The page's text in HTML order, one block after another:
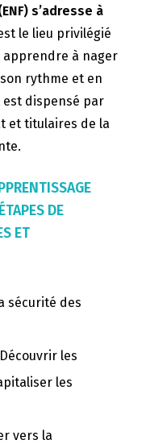
s’adresse à
le lieu privilégié
apprendre à nager
rythme et en
est dispensé par
et titulaires de la
DE
ET
sécurité des
les
les
vers la